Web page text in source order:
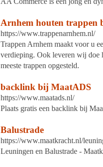
Arnhem houten trappen
https://www.trappenarnhem.nl/
Trappen Arnhem maakt voor u
verdieping. Ook leveren wij doe
meeste trappen opgesteld.
backlink bij MaatADS
https://www.maatads.nl/
Plaats gratis een backlink bij
Balustrade
https://www.maatkracht.nl/
Leuningen en Balustrade -